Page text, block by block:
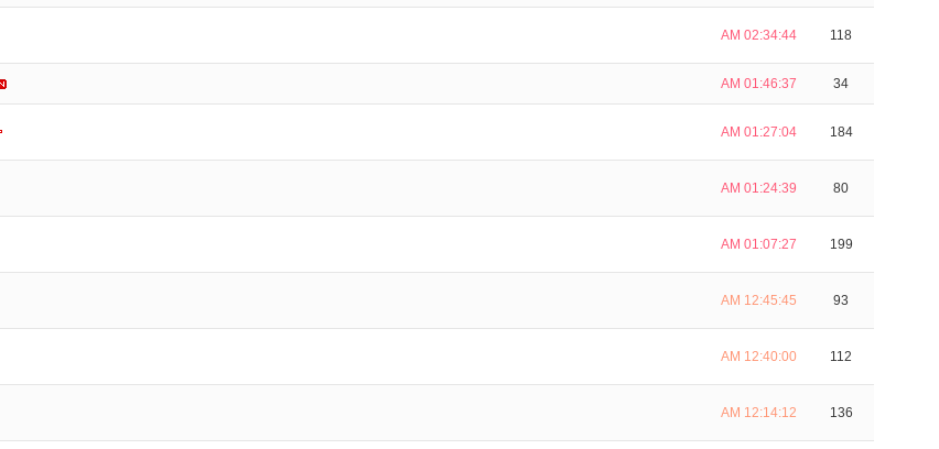
AM 02:34:44 118
AM 01:46:37 34
AM 01:27:04 184
AM 01:24:39 80
AM 01:07:27 199
AM 12:45:45 93
AM 12:40:00 112
AM 12:14:12 136